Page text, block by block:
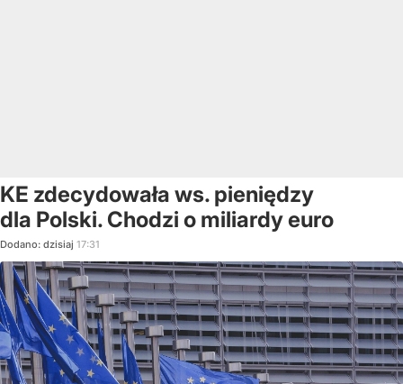
KE zdecydowała ws. pieniędzy
dla Polski. Chodzi o miliardy euro
Dodano: dzisiaj 17:31